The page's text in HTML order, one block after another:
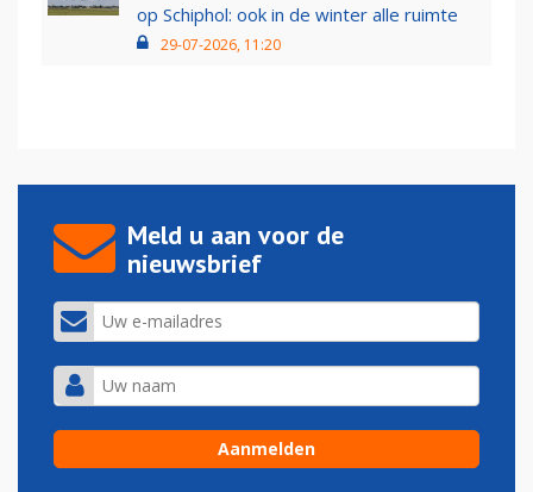
op Schiphol: ook in de winter alle ruimte
29-07-2026, 11:20
Meld u aan voor de
nieuwsbrief